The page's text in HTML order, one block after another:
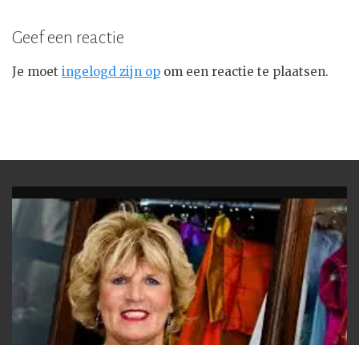
Geef een reactie
Je moet ingelogd zijn op om een reactie te plaatsen.